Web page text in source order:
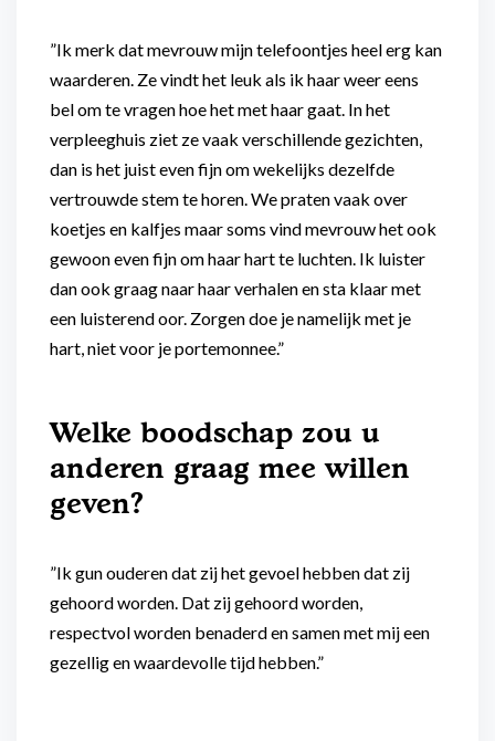
”Ik merk dat mevrouw mijn telefoontjes heel erg kan
waarderen. Ze vindt het leuk als ik haar weer eens
bel om te vragen hoe het met haar gaat. In het
verpleeghuis ziet ze vaak verschillende gezichten,
dan is het juist even fijn om wekelijks dezelfde
vertrouwde stem te horen. We praten vaak over
koetjes en kalfjes maar soms vind mevrouw het ook
gewoon even fijn om haar hart te luchten. Ik luister
dan ook graag naar haar verhalen en sta klaar met
een luisterend oor. Zorgen doe je namelijk met je
hart, niet voor je portemonnee.”
Welke boodschap zou u
anderen graag mee willen
geven?
”Ik gun ouderen dat zij het gevoel hebben dat zij
gehoord worden. Dat zij gehoord worden,
respectvol worden benaderd en samen met mij een
gezellig en waardevolle tijd hebben.”